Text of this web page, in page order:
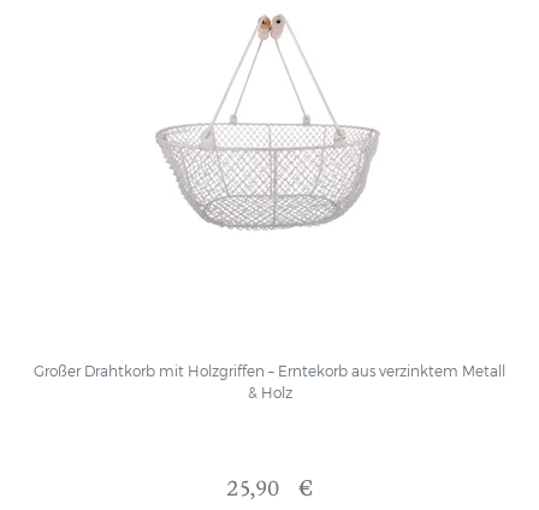
Großer Drahtkorb mit Holzgriffen – Erntekorb aus verzinktem Metall
& Holz
25,90 €